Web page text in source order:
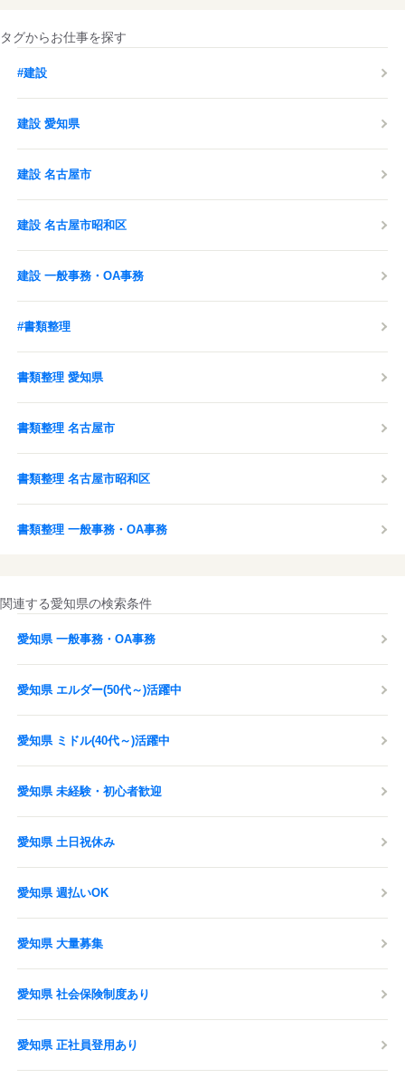
タグからお仕事を探す
#建設
建設 愛知県
建設 名古屋市
建設 名古屋市昭和区
建設 一般事務・OA事務
#書類整理
書類整理 愛知県
書類整理 名古屋市
書類整理 名古屋市昭和区
書類整理 一般事務・OA事務
関連する愛知県の検索条件
愛知県 一般事務・OA事務
愛知県 エルダー(50代～)活躍中
愛知県 ミドル(40代～)活躍中
愛知県 未経験・初心者歓迎
愛知県 土日祝休み
愛知県 週払いOK
愛知県 大量募集
愛知県 社会保険制度あり
愛知県 正社員登用あり